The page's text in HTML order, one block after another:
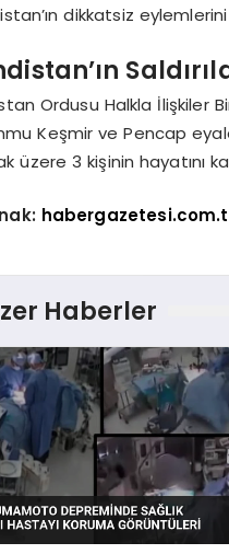
dikkatsiz eylemlerini
Ordusu Halkla İlişkiler
Keşmir ve Pencap
üzere 3 kişinin hayatını
Haberler